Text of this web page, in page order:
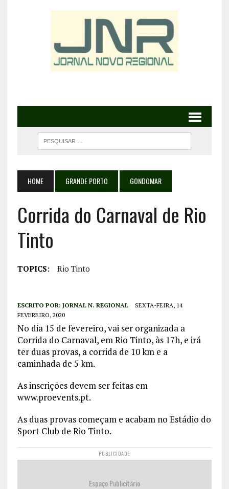
HOME GRANDE PORTO GONDOMAR
Corrida do Carnaval de Rio
Tinto
TOPICS: Rio Tinto
ESCRITO POR: JORNAL N. REGIONAL
SEXTA-FEIRA, 14
FEVEREIRO, 2020
No dia 15 de fevereiro, vai ser organizada a
Corrida do Carnaval, em Rio Tinto, às 17h, e irá
ter duas provas, a corrida de 10 km e a
caminhada de 5 km.
As inscrições devem ser feitas em
www.proevents.pt.
As duas provas começam e acabam no Estádio do
Sport Club de Rio Tinto.
PUBLICIDADE
Espaço Publicitário